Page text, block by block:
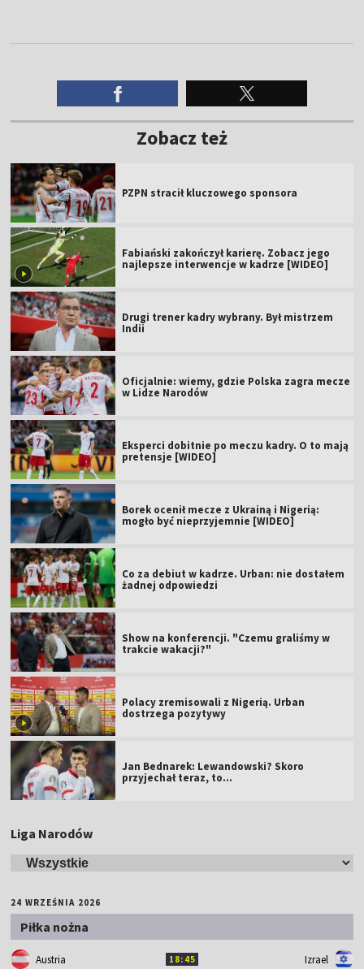
Zobacz też
PZPN stracił kluczowego sponsora
Fabiański zakończył karierę. Zobacz jego
najlepsze interwencje w kadrze [WIDEO]
Drugi trener kadry wybrany. Był mistrzem
Indii
Oficjalnie: wiemy, gdzie Polska zagra mecze
w Lidze Narodów
Eksperci dobitnie po meczu kadry. O to mają
pretensje [WIDEO]
Borek ocenił mecze z Ukrainą i Nigerią:
mogło być nieprzyjemnie [WIDEO]
Co za debiut w kadrze. Urban: nie dostałem
żadnej odpowiedzi
Show na konferencji. "Czemu graliśmy w
trakcie wakacji?"
Polacy zremisowali z Nigerią. Urban
dostrzega pozytywy
Jan Bednarek: Lewandowski? Skoro
przyjechał teraz, to…
Liga Narodów
24 WRZEŚNIA 2026
Piłka nożna
Austria 18:45 Izrael